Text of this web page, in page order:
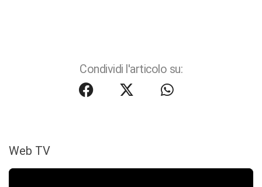
Condividi l'articolo su:
Web TV